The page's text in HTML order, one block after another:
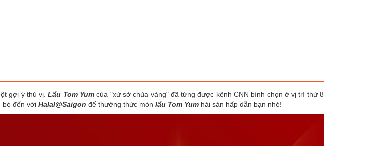
gợi ý thú vị.Lẩu Tom Yum của "xứ sở chùa vàng" đã từng được kênh CNN bình chọn ở vị trí thứ 8
bè đến với Halal@Saigon để thưởng thức món lẩu Tom Yum hải sản hấp dẫn bạn nhé!